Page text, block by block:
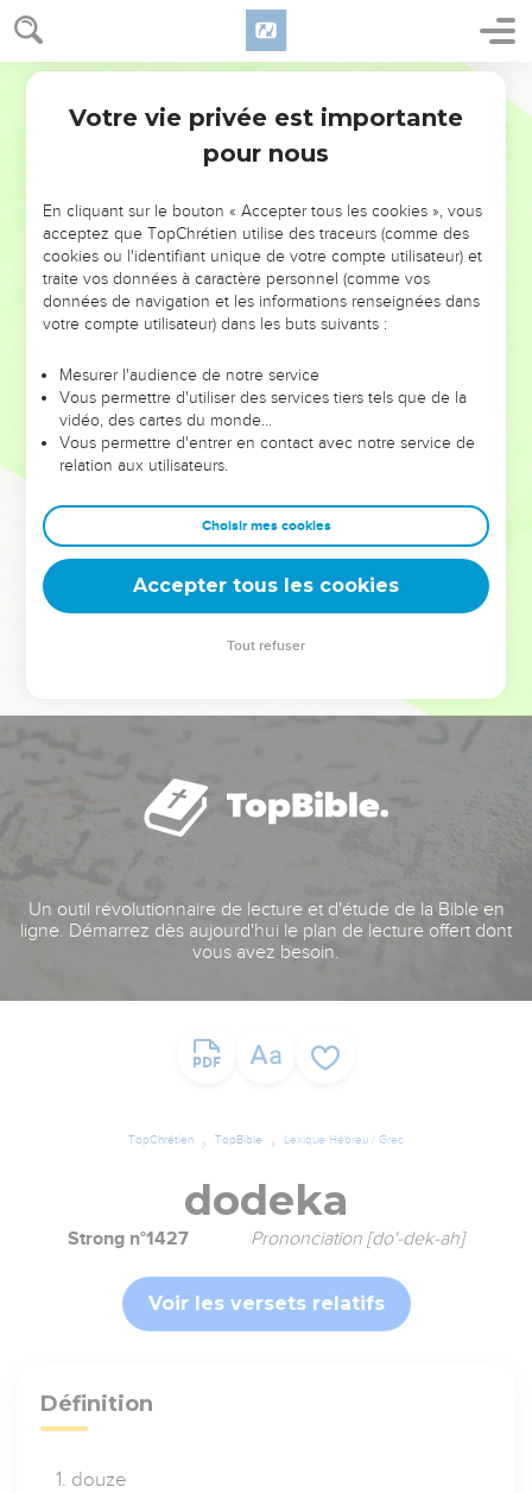
NE MANQUEZ PAS L’ÉVÉNEMENT
DE L’ANNÉE !
ET SI LEURS ERREURS POUVAIENT VOUS ÉVITER LES
VOTRES ?
leur foi ou leur vision. Mais on voit moins les doutes, les erreurs
et les saisons difficiles qu'ils ont traversés, alors même que ce
sont elles qui les ont façonnés.
Dans cette conférence, leaders, entrepreneurs, et responsables
clés pour avancer avec plus de sagesse afin que leurs erreurs
deviennent vos tremplins. Que vous guidiez un ministère, une
équipe, un groupe ou une famille, leur expérience est faite
Un outil révolutionnaire de lecture et d'étude de la Bible en
ligne. Démarrez dès aujourd'hui le plan de lecture offert dont
vous avez besoin.
TopChrétien TopBible Lexique Hébreu / Grec
dodeka
Strong n°1427 Prononciation [do'-dek-ah]
Voir les versets relatifs
Définition
douze
Votre vie privée est importante
pour nous
En cliquant sur le bouton « Accepter tous les cookies », vous
acceptez que TopChrétien utilise des traceurs (comme des
cookies ou l'identifiant unique de votre compte utilisateur) et
traite vos données à caractère personnel (comme vos
données de navigation et les informations renseignées dans
votre compte utilisateur) dans les buts suivants :
Mesurer l'audience de notre service
Vous permettre d'utiliser des services tiers tels que de la
vidéo, des cartes du monde…
Vous permettre d'entrer en contact avec notre service de
relation aux utilisateurs.
Choisir mes cookies
Accepter tous les cookies
Tout refuser